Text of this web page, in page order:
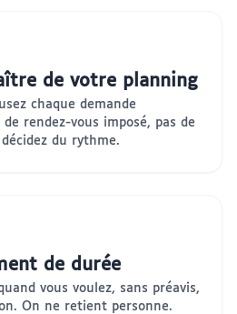
de votre planning
chaque demande
rendez-vous imposé, pas de
du rythme.
de durée
vous voulez, sans préavis,
On ne retient personne.